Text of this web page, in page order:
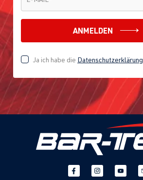
ANMELDEN
Ja ich habe die Datenschutzerklärung